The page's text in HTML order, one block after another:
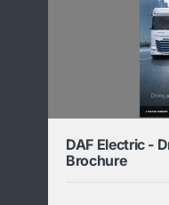
DAF Electric -
Brochure